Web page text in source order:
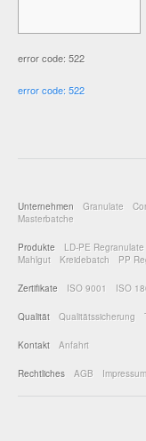
error code: 522
error code: 522
Unternehmen Granulate
Masterbatche
Produkte LD-PE Regranulate
Mahlgut
Kreidebatch PP
Zertifikate ISO 9001 ISO
Qualität Qualitätssicherung
Kontakt Anfahrt
Rechtliches AGB Impressum